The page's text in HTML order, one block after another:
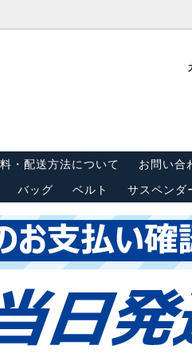
キャップ
シーツ・はぎれ
スウェット・パーカー
・配送方法について
お問い合
バッグ ベルト サスペンダ